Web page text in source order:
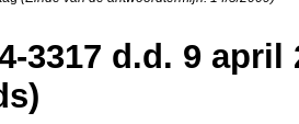
3317 d.d. 9